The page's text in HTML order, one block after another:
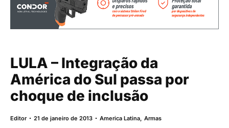
LULA – Integração da
América do Sul passa por
choque de inclusão
Editor 21 de janeiro de 2013 America Latina,Armas